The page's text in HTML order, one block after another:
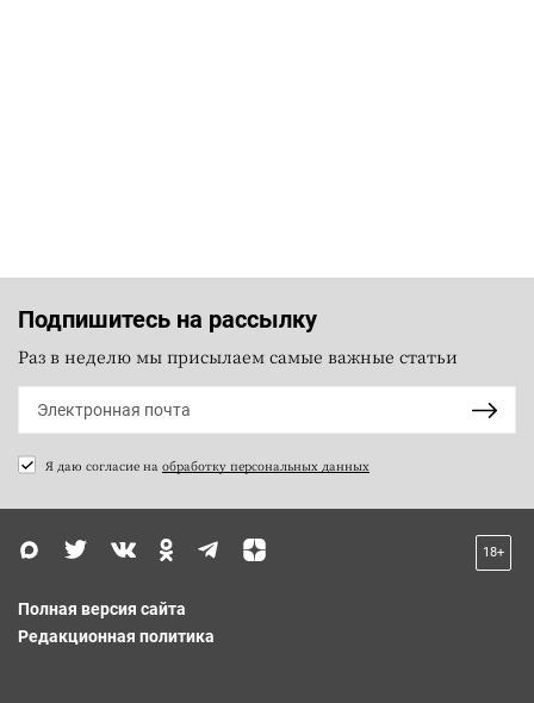
Подпишитесь на рассылку
Раз в неделю мы присылаем самые важные статьи
Я даю согласие на обработку персональных данных
18+
Полная версия сайта
Редакционная политика